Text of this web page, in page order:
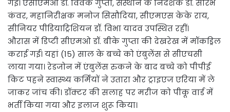
गई। एसीएमओ डॉ. विवेक गुप्ता, संस्थान के निदेशक डॉ. सौरभ
कंवर, महानिरीक्षक मनोज सिसौदिया, सीएमएस केके राय,
सीनियर पीडियाट्रिशियन डॉ. विभा यादव उपस्थित रहीं।
औरास में डिप्टी सीएमओ डॉ. बीके गुप्ता की देखरेख में मॉकड्रिल
कराई गई। यहां (15) साल के बच्चे को एंबुलेंस से सीएचसी
लाया गया। रेडजोन में एंबुलेंस रुकने के बाद बच्चे को पीपीई
किट पहने स्वास्थ्य कर्मियों ने उतारा और ट्राइएज एरिया में ले
जाकर जांच की। डॉक्टर की सलाह पर मरीज को पीकू वार्ड में
भर्ती किया गया और इलाज शुरू किया।